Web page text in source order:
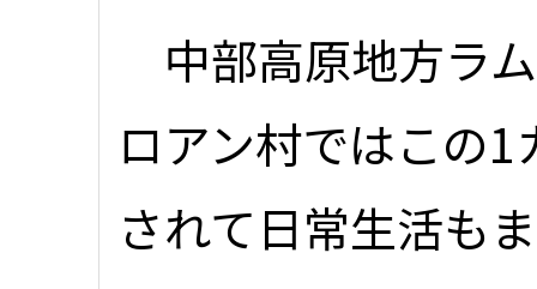
中部高原地方ラ
ロアン村ではこの
されて日常生活も